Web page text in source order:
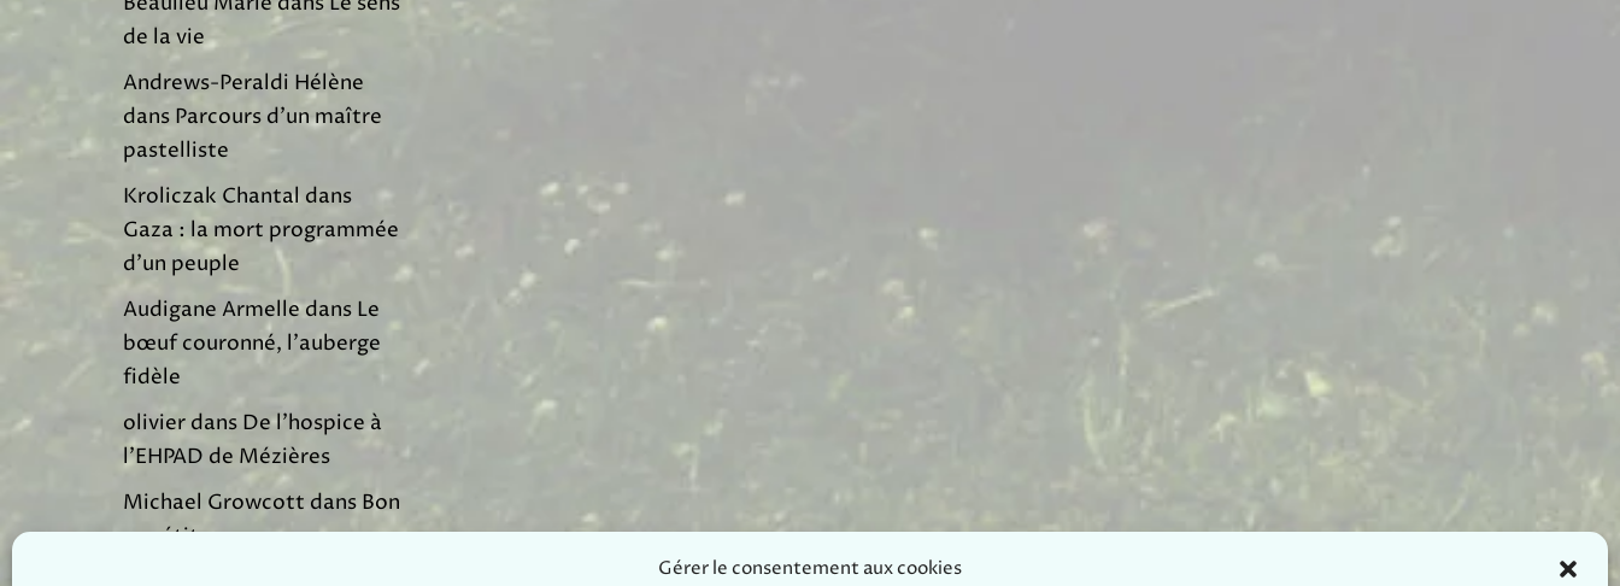
Gérer le consentement aux cookies
de la vie
Andrews-Peraldi Hélène
dans Parcours d’un maître
pastelliste
Kroliczak Chantal dans
Gaza : la mort programmée
d’un peuple
Audigane Armelledans Le
bœuf couronné, l’auberge
fidèle
olivier dans De l’hospice à
l’EHPAD de Mézières
Michael Growcott dans Bon
appétit